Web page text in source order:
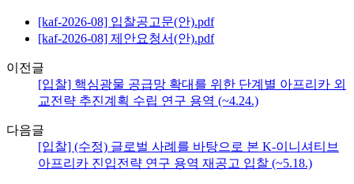
[kaf-2026-08] 입찰공고문(안).pdf
[kaf-2026-08] 제안요청서(안).pdf
이전글
[입찰] 핵심광물 공급망 확대를 위한 단계별 아프리카 외
교전략 추진계획 수립 연구 용역 (~4.24.)
다음글
[입찰] (수정) 글로벌 사례를 바탕으로 본 K-이니셔티브
아프리카 진입전략 연구 용역 재공고 입찰 (~5.18.)